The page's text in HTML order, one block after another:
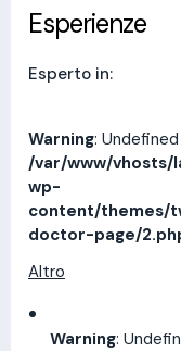
Esperienze
Esperto in:
Warning:
/var/www/
wp-
content/themes/
doctor-page/
Altro
Warning: